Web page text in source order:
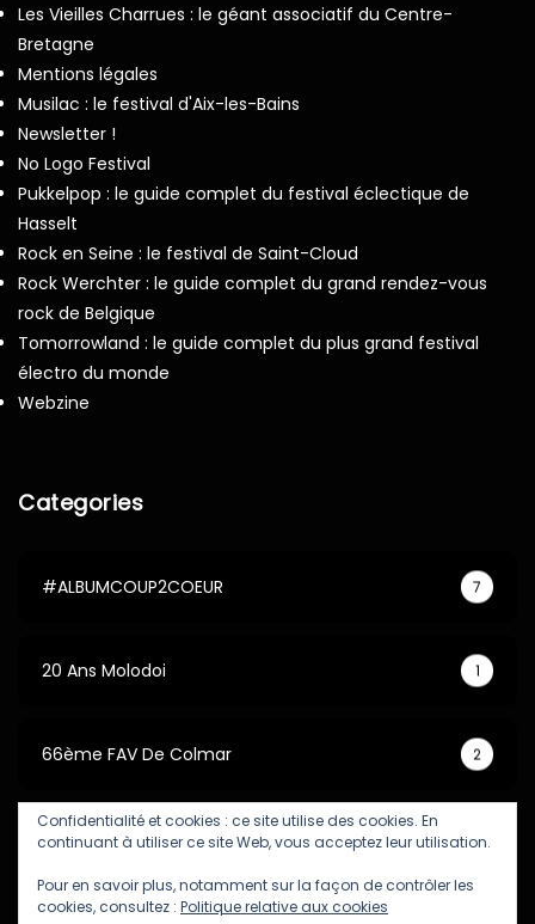
Les Vieilles Charrues : le géant associatif du Centre-
Bretagne
Mentions légales
Musilac : le festival d'Aix-les-Bains
Newsletter !
No Logo Festival
Pukkelpop : le guide complet du festival éclectique de
Hasselt
Rock en Seine : le festival de Saint-Cloud
Rock Werchter : le guide complet du grand rendez-vous
rock de Belgique
Tomorrowland : le guide complet du plus grand festival
électro du monde
Webzine
Categories
#ALBUMCOUP2COEUR 7
20 Ans Molodoi 1
66ème FAV De Colmar 2
67ème FAV De Colmar 5
Confidentialité et cookies : ce site utilise des cookies. En
continuant à utiliser ce site Web, vous acceptez leur utilisation.
Pour en savoir plus, notamment sur la façon de contrôler les
cookies, consultez : Politique relative aux cookies